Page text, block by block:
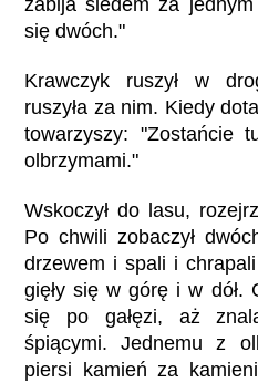
się dwóch."
Krawczyk ruszył w
ruszyła za nim. Kiedy
towarzyszy: "Zostańcie
olbrzymami."
Wskoczył do lasu,
Po chwili zobaczył
drzewem i spali i
gięły się w górę i w dół.
się po gałęzi, aż
śpiącymi. Jednemu z
piersi kamień za